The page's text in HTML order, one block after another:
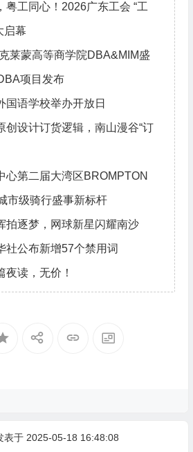
粤工同心！2026广东工会 “工
启幕
莱蒙高等商学院DBA&MIM盛
项目发布
国语学校举办开放日
创设计订货逻辑，南山漫谷“订
心第二届大湾区BROMPTON
市级骑行盛事新标杆
拍逐梦，网球新星闪耀南沙
社公布新增57个禁用词
夜读，无价！
于 2025-05-18 16:48:08